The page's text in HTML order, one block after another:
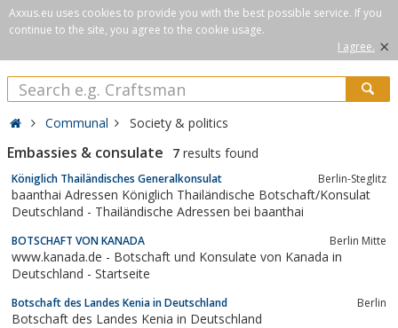
Axxus.eu uses cookies to provide you with the best possible service. If you
continue to the site, you agree to the cookie usage.
I agree. ×
Communal Society & politics
Embassies & consulate 7 results found
Königlich Thailändisches Generalkonsulat Berlin-Steglitz
baanthai Adressen Königlich Thailändische Botschaft/Konsulat
Deutschland - Thailändische Adressen bei baanthai
BOTSCHAFT VON KANADA Berlin Mitte
www.kanada.de - Botschaft und Konsulate von Kanada in
Deutschland - Startseite
Botschaft des Landes Kenia in Deutschland Berlin
Botschaft des Landes Kenia in Deutschland